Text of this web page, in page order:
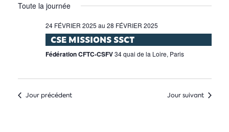
une
Toute la journée
24 FÉVRIER 2025 au 28 FÉVRIER 2025
CSE MISSIONS SSCT
Fédération CFTC-CSFV34 quai de la Loire, Paris
Jour précédent Jour suivant